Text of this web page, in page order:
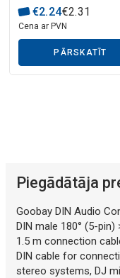
Mākslīgā intelekta apraksts
Mākslīgā intelekta apraksts
€2.24€2.31
Cena ar PVN
PĀRSKATĪT
Piegādātāja
Goobay DIN Audio
DIN male 180° (5-pin)
1.5 m connection
DIN cable for
stereo systems, DJ